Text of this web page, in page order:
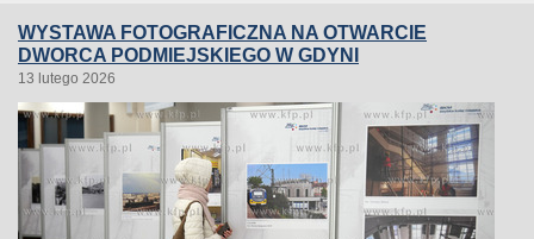
WYSTAWA FOTOGRAFICZNA NA OTWARCIE
DWORCA PODMIEJSKIEGO W GDYNI
13 lutego 2026